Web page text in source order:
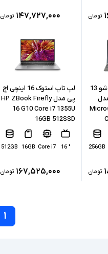
تومان ۱۴۷,۷۲۷,۰۰۰ تومان
لپ تاپ استوک تبلت شو 13
256GB
تومان
لپ تاپ استوک 16 اینچی اچ
پی مدل HP ZBook Firefly
16 G10 Core i7 1355U
16GB 512SSD
" 16
Core i7
16GB
512GB
۱۶۷,۵۲۵,۰۰۰ تومان
۱